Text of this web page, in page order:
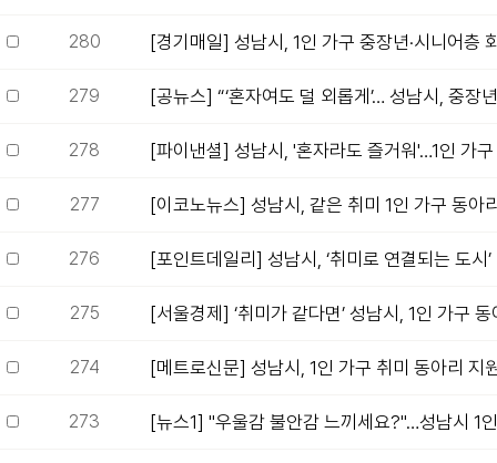
280 [경기매일] 성남시, 1인 가구 중장년·시니어층
279 [공뉴스] “‘혼자여도 덜 외롭게’… 성남시, 중장
278 [파이낸셜] 성남시, '혼자라도 즐거워'…1인 가
277 [이코노뉴스] 성남시, 같은 취미 1인 가구 동아
276 [포인트데일리] 성남시, ‘취미로 연결되는 도시
275 [서울경제] ‘취미가 같다면’ 성남시, 1인 가구
274 [메트로신문] 성남시, 1인 가구 취미 동아리 지
273 [뉴스1] "우울감 불안감 느끼세요?"…성남시 1